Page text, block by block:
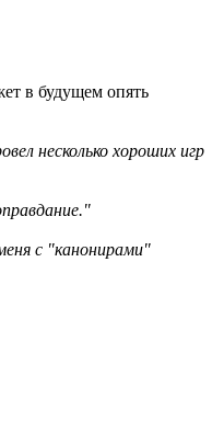
в будущем опять
несколько хороших игр
с "канонирами"